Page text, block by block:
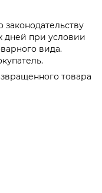
дней при условии
вида.
товара